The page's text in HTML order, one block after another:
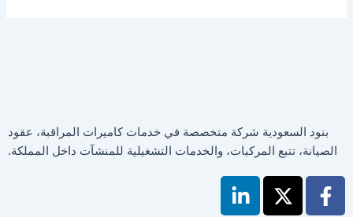
بنود السعودية شركة متخصصة في خدمات كاميرات المراقبة، عقود
الصيانة، تتبع المركبات، والخدمات التشغيلية للمنشآت داخل المملكة.
F
a
X
-
L
i